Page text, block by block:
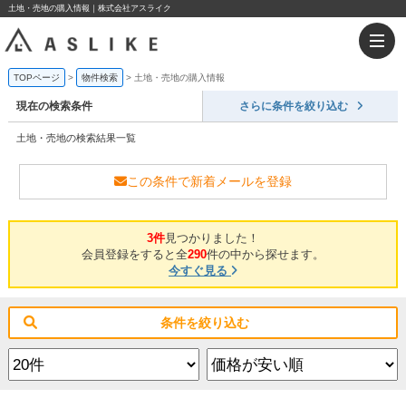
土地・売地の購入情報｜株式会社アスライク
TOPページ 物件検索 土地・売地の購入情報
現在の検索条件 さらに条件を絞り込む
土地・売地の検索結果一覧
この条件で新着メールを登録
3件見つかりました！
会員登録をすると全290件の中から探せます。
今すぐ見る
条件を絞り込む